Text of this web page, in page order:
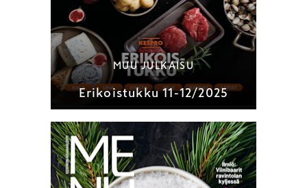
MUU JULKAISU
Erikoistukku 11-12/2025